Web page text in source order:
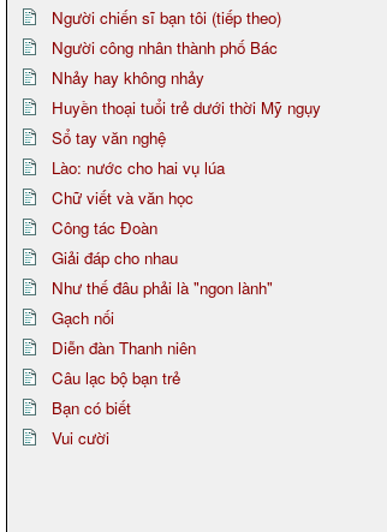
Người chiến sĩ bạn tôi (tiếp theo)
Người công nhân thành phố Bác
Nhảy hay không nhảy
Huyền thoại tuổi trẻ dưới thời Mỹ ngụy
Sổ tay văn nghệ
Lào: nước cho hai vụ lúa
Chữ viết và văn học
Công tác Đoàn
Giải đáp cho nhau
Như thế đâu phải là "ngon lành"
Gạch nối
Diễn đàn Thanh niên
Câu lạc bộ bạn trẻ
Bạn có biết
Vui cười